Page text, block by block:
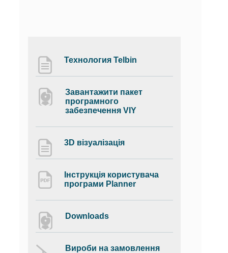
Технология Telbin
Завантажити пакет
програмного
забезпечення VIY
3D візуалізація
Інструкція користувача
програми Planner
Downloads
Вироби на замовлення